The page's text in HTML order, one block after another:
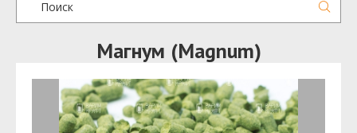
Магнум (Magnum)